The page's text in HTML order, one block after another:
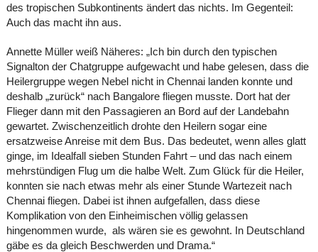
des tropischen Subkontinents ändert das nichts. Im Gegenteil:
Auch das macht ihn aus.
Annette Müller weiß Näheres: „Ich bin durch den typischen
Signalton der Chatgruppe aufgewacht und habe gelesen, dass die
Heilergruppe wegen Nebel nicht in Chennai landen konnte und
deshalb „zurück“ nach Bangalore fliegen musste. Dort hat der
Flieger dann mit den Passagieren an Bord auf der Landebahn
gewartet. Zwischenzeitlich drohte den Heilern sogar eine
ersatzweise Anreise mit dem Bus. Das bedeutet, wenn alles glatt
ginge, im Idealfall sieben Stunden Fahrt – und das nach einem
mehrstündigen Flug um die halbe Welt. Zum Glück für die Heiler,
konnten sie nach etwas mehr als einer Stunde Wartezeit nach
Chennai fliegen. Dabei ist ihnen aufgefallen, dass diese
Komplikation von den Einheimischen völlig gelassen
hingenommen wurde, als wären sie es gewohnt. In Deutschland
gäbe es da gleich Beschwerden und Drama.“